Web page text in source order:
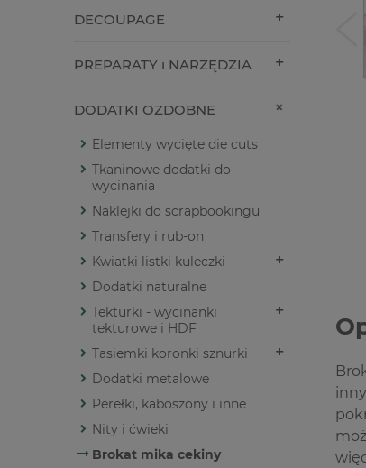
DECOUPAGE
PREPARATY i NARZĘDZIA
DODATKI OZDOBNE
Elementy wycięte die cuts
Tkaninowe dodatki do
wycinania
Naklejki do scrapbookingu
Transfery i rub-on
Kwiatki listki kuleczki
Dodatki naturalne
Tekturki - wycinanki
tekturowe i HDF
Tasiemki koronki sznurki
Dodatki metalowe
Perełki, kaboszony i inne
Nity i ćwieki
Brokat mika cekiny